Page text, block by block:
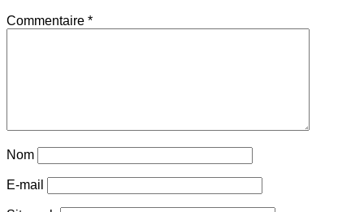
Commentaire *
Nom
E-mail